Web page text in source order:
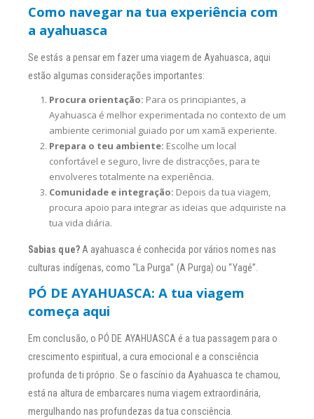
Como navegar na tua experiência com
a ayahuasca
Se estás a pensar em fazer uma viagem de Ayahuasca, aqui
estão algumas considerações importantes:
Procura orientação: Para os principiantes, a
Ayahuasca é melhor experimentada no contexto de um
ambiente cerimonial guiado por um xamã experiente.
Prepara o teu ambiente: Escolhe um local
confortável e seguro, livre de distracções, para te
envolveres totalmente na experiência.
Comunidade e integração: Depois da tua viagem,
procura apoio para integrar as ideias que adquiriste na
tua vida diária.
Sabias que?A ayahuasca é conhecida por vários nomes nas
culturas indígenas, como “La Purga” (A Purga) ou “Yagé”.
PÓ DE AYAHUASCA: A tua viagem
começa aqui
Em conclusão, o PÓ DE AYAHUASCA é a tua passagem para o
crescimento espiritual, a cura emocional e a consciência
profunda de ti próprio. Se o fascínio da Ayahuasca te chamou,
está na altura de embarcares numa viagem extraordinária,
mergulhando nas profundezas da tua consciência.